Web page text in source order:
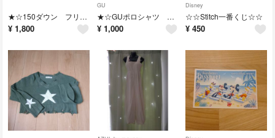
★☆150ダウン フリル★☆
¥ 1,800
GU
★☆GUポロシャツ ワイドS★☆
¥ 1,000
Disney
☆☆Stitch一番くじ☆☆
¥ 450